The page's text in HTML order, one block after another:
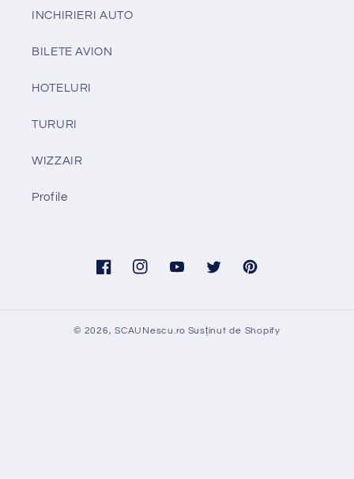
INCHIRIERI AUTO
BILETE AVION
HOTELURI
TURURI
WIZZAIR
Profile
FacebookInstagramYouTubeTwitter Pinterest
© 2026,SCAUNescu.ro Susținut de Shopify